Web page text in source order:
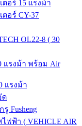
อร์ 15 แรงม้า
อร์ CY-37
OL22-8 ( 30
แรงม้า พร้อม Air
แรงม้า
ด
Fusheng
ฟฟ้า ( VEHICLE AIR